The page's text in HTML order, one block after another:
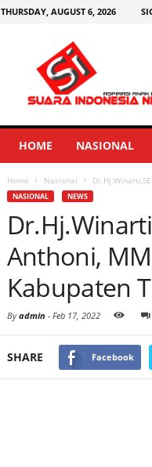
THURSDAY, AUGUST 6, 2026
HOME NASIONAL
Home Nasional
NASIONAL NEWS
Anthoni,
Kabupaten
Byadmin - Feb 17, 2022
SHARE Facebook